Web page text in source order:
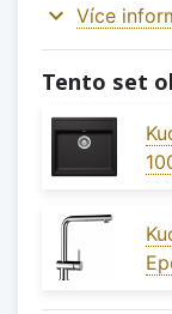
expand_more Více
Tento set